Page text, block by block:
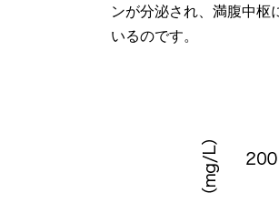
ンが分泌され、満腹中枢
いるのです。